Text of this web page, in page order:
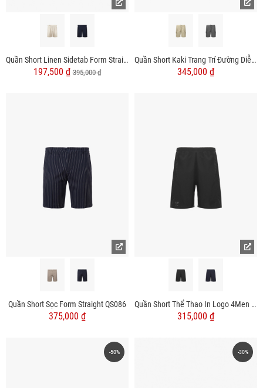
Quần Short Linen Sidetab Form Straight QS056
197,500 ₫395,000 ₫
Quần Short Kaki Trang Trí Đường Diễu 2 Bên Túi Hộp Form Straight QS073
345,000 ₫
Quần Short Sọc Form Straight QS086
375,000 ₫
Quần Short Thể Thao In Logo 4Men Club Form Regular QS079
315,000 ₫
-50% -30%